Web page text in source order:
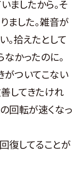
ましたから。そ
ました。雑音が
。拾えたとして
なかったのに。
がついてこない
してきたけれ
回転が速くなっ
復してることが